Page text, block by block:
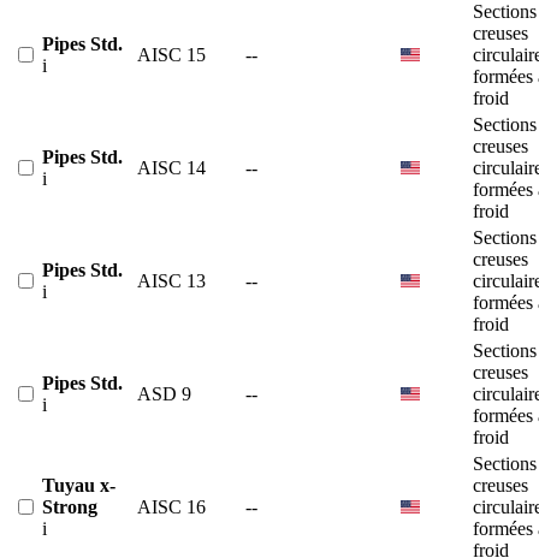
Pipes Std.
i
AISC 15 --
Sections
creuses
formées
froid
Pipes Std.
i
AISC 14 --
Sections
creuses
formées
froid
Pipes Std.
i
AISC 13 --
Sections
creuses
formées
froid
Pipes Std.
i
ASD 9 --
Sections
creuses
formées
froid
Tuyau x-
Strong
i
AISC 16 --
Sections
creuses
formées
froid